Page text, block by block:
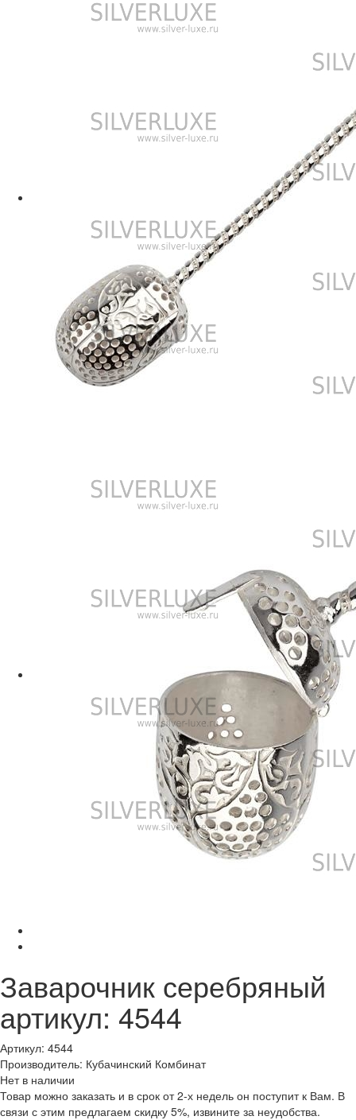
Заварочник серебряный
артикул: 4544
Артикул: 4544
Производитель: Кубачинский Комбинат
Нет в наличии
Товар можно заказать и в срок от 2-х недель он поступит к Вам. В
связи с этим предлагаем скидку 5%, извините за неудобства.